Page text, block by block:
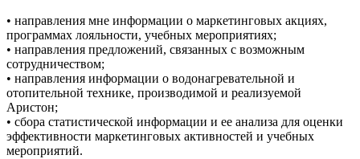
• направления мне информации о маркетинговых акциях,
программах лояльности, учебных мероприятиях;
• направления предложений, связанных с возможным
сотрудничеством;
• направления информации о водонагревательной и
отопительной технике, производимой и реализуемой
Аристон;
• сбора статистической информации и ее анализа для оценки
эффективности маркетинговых активностей и учебных
мероприятий.